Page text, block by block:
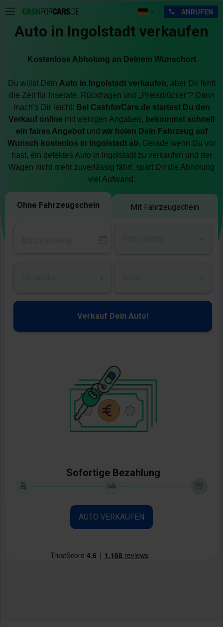
Auto in Ingolstadt verkaufen
Kostenlose Abholung an Deinem Wunschort
Du willst Dein Auto in Ingolstadt verkaufen, aber Dir fehlt
die Zeit für Inserate, Rückfragen und „Preisdrücker“? Dann
mach’s Dir leicht: Bei CashforCars.de startest Du den
Verkauf online mit wenigen Angaben, bekommst schnell
ein faires Angebotund wir holen Dein Fahrzeug auf
Wunsch kostenlos in Ingolstadt ab. Gerade wenn Du vor
hast, ein defektes Auto in Ingolstadt zu verkaufen und der
Wagen nicht mehr zuverlässig fährt, spart Dir die Abholung
viel Aufwand.
Ohne Fahrzeugschein Mit Fahrzeugschein
Verkauf Dein Auto!
Sofortige Bezahlung
AUTO VERKAUFEN